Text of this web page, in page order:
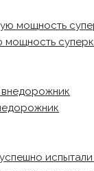
мощность